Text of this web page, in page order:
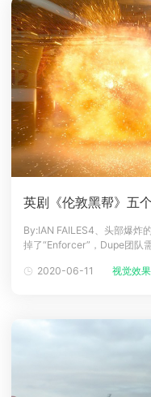
英剧《伦敦黑帮》五
By:IAN FAILES4、头部爆炸
掉了“Enforcer”，Dupe团队
是一名戴着橄榄球头盔的特
2020-06-11 视觉效果